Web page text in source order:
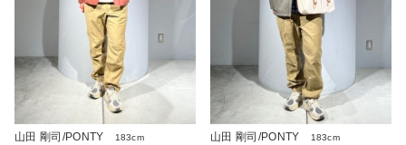
山田 剛司/PONTY
183cm
山田 剛司/PONTY
183cm